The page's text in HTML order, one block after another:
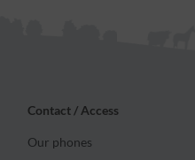
Contact / Access
Our phones